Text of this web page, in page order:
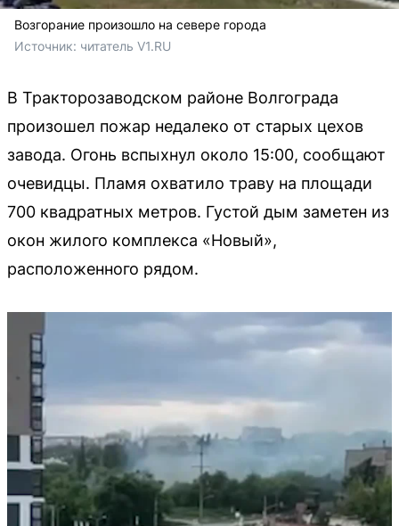
Возгорание произошло на севере города
Источник: читатель V1.RU
В Тракторозаводском районе Волгограда
произошел пожар недалеко от старых цехов
завода. Огонь вспыхнул около 15:00, сообщают
очевидцы. Пламя охватило траву на площади
700 квадратных метров. Густой дым заметен из
окон жилого комплекса «Новый»,
расположенного рядом.